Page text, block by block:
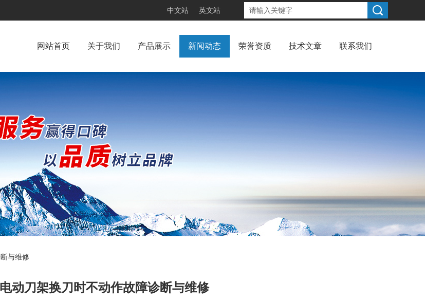
中文站 英文站
网站首页 关于我们 产品展示 新闻动态 荣誉资质 技术文章 联系我们
与维修
动刀架换刀时不动作故障诊断与维修